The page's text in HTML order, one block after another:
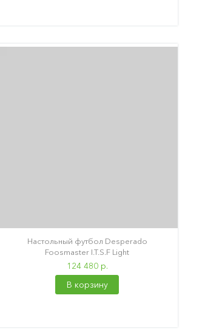
Настольный футбол Desperado
Foosmaster I.T.S.F Light
124 480 р.
В корзину